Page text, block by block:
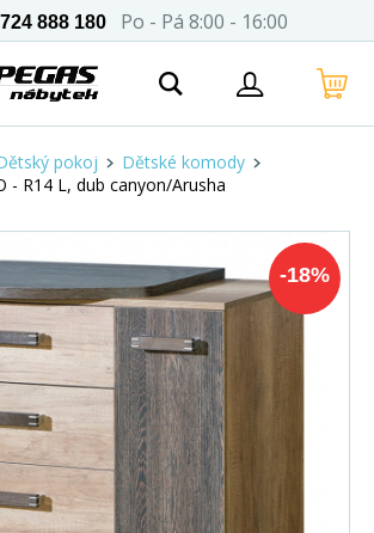
888 180 Po - Pá 8:00 - 16:00
pokoj
Dětské komody
- R14 L, dub canyon/Arusha
-18%